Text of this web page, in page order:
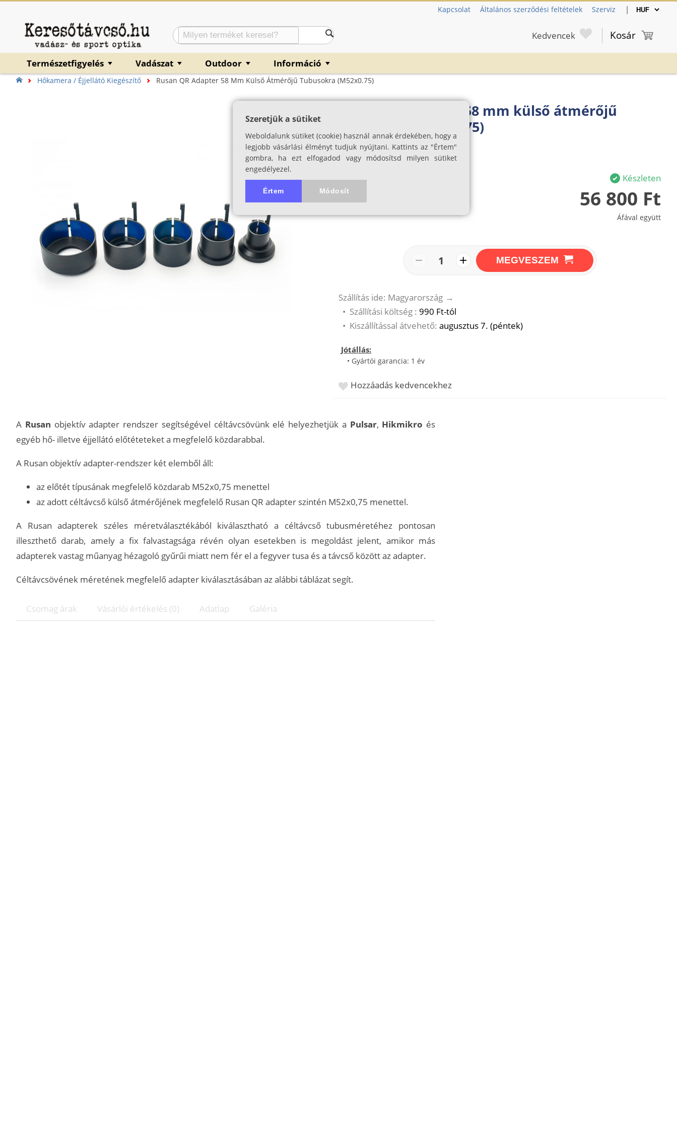
Kapcsolat Általános szerződési feltételek Szerviz |
Kedvencek Kosár
Természetfigyelés ▼ Vadászat ▼ Outdoor ▼ Információ ▼
Hőkamera / Éjjellátó Kiegészítő Rusan QR Adapter 58 Mm Külső Átmérőjű Tubusokra (M52x0.75)
Rusan QR adapter 58 mm külső átmérőjű
tubusokra (M52x0.75)
(AD 540 58)
SKU: 02610
Készleten
56 800 Ft
Áfával együtt
− 1 + MEGVESZEM
Szállítás ide: Magyarország →
• Szállítási költség : 990 Ft-tól
• Kiszállítással átvehető: augusztus 7. (péntek)
Jótállás:
• Gyártói garancia: 1 év
Hozzáadás kedvencekhez
A Rusan objektív adapter rendszer segítségével céltávcsövünk elé helyezhetjük a Pulsar, Hikmikro és
egyéb hő- illetve éjjellátó előtéteteket a megfelelő közdarabbal.
A Rusan objektív adapter-rendszer két elemből áll:
az előtét típusának megfelelő közdarab M52x0,75 menettel
az adott céltávcső külső átmérőjének megfelelő Rusan QR adapter szintén M52x0,75 menettel.
A Rusan adapterek széles méretválasztékából kiválasztható a céltávcső tubusméretéhez pontosan
illeszthető darab, amely a fix falvastagsága révén olyan esetekben is megoldást jelent, amikor más
adapterek vastag műanyag hézagoló gyűrűi miatt nem fér el a fegyver tusa és a távcső között az adapter.
Céltávcsövének méretének megfelelő adapter kiválasztásában az alábbi táblázat segít.
Csomag árak Vásárlói értékelés (0) Adatlap Galéria
Szeretjük a sütiket
Weboldalunk sütiket (cookie) használ annak érdekében, hogy a
legjobb vásárlási élményt tudjuk nyújtani. Kattints az "Értem"
gombra, ha ezt elfogadod vagy módosítsd milyen sütiket
engedélyezel.
Értem Módosít